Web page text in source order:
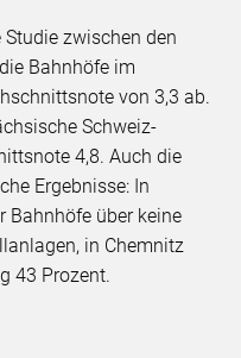
zwischen den
Bahnhöfe im
von 3,3 ab.
Schweiz-
4,8. Auch die
Ergebnisse: In
Bahnhöfe über keine
in Chemnitz
43 Prozent.